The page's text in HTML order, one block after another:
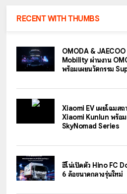
RECENT WITH THUMBS
OMODA &
Mobility ผ่านงาน
พร้อมเผยนวัตกรรม
Xiaomi EV เผยโฉมสถ
Xiaomi Kunlun พร้อ
SkyNomad Series
ฮีโน่เปิดตัว Hino FC
6 ล้อขนาดกลางรุ่นใหม่